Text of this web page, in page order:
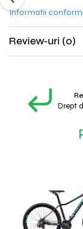
Informatii
Review-uri (0)
Drept